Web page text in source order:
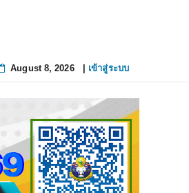
August 8, 2026| เข้าสู่ระบบ